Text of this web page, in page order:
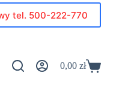
tel. 500-222-770
Koszyk
0,00 zł